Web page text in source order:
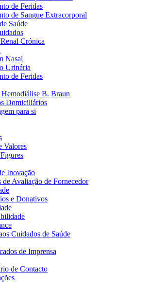
procura. Visite o catálogo de produtos da B.
cuidados médicos quando recebe alta do
a inovação na tecnologia médica. Saiba
de Feridas
de Sangue Extracorporal
Saúde
Crónica
Nasal
Urinária
de Feridas
B. Braun
Domiciliários
para si
Valores
Inovação
de Avaliação de Fornecedor
e Donativos
Cuidados de Saúde
de Imprensa
de Contacto